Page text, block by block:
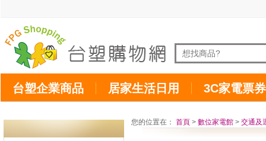
台塑企業商品 居家生活日用 3C家電票券
您的位置在： 首頁 > 數位家電館 > 交通及